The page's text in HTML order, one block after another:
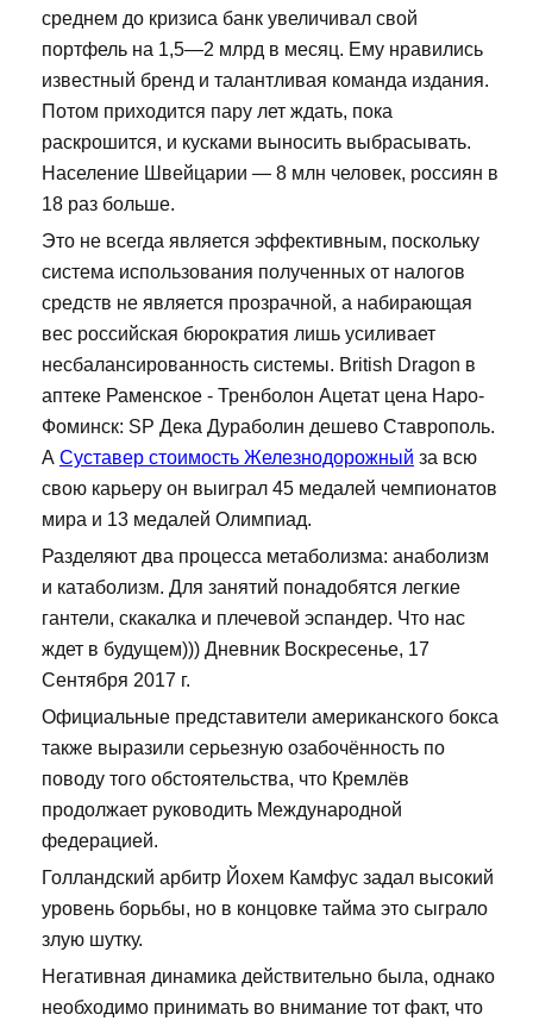
среднем до кризиса банк увеличивал свой
портфель на 1,5—2 млрд в месяц. Ему нравились
известный бренд и талантливая команда издания.
Потом приходится пару лет ждать, пока
раскрошится, и кусками выносить выбрасывать.
Население Швейцарии — 8 млн человек, россиян в
18 раз больше.
Это не всегда является эффективным, поскольку
система использования полученных от налогов
средств не является прозрачной, а набирающая
вес российская бюрократия лишь усиливает
несбалансированность системы. British Dragon в
аптеке Раменское - Тренболон Ацетат цена Наро-
Фоминск: SP Дека Дураболин дешево Ставрополь.
А Суставер стоимость Железнодорожный за всю
свою карьеру он выиграл 45 медалей чемпионатов
мира и 13 медалей Олимпиад.
Разделяют два процесса метаболизма: анаболизм
и катаболизм. Для занятий понадобятся легкие
гантели, скакалка и плечевой эспандер. Что нас
ждет в будущем))) Дневник Воскресенье, 17
Сентября 2017 г.
Официальные представители американского бокса
также выразили серьезную озабочённость по
поводу того обстоятельства, что Кремлёв
продолжает руководить Международной
федерацией.
Голландский арбитр Йохем Камфус задал высокий
уровень борьбы, но в концовке тайма это сыграло
злую шутку.
Негативная динамика действительно была, однако
необходимо принимать во внимание тот факт, что